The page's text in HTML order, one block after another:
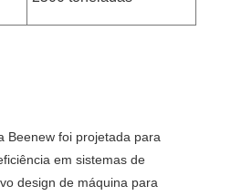
Beenew foi projetada para
em sistemas de
design de máquina para